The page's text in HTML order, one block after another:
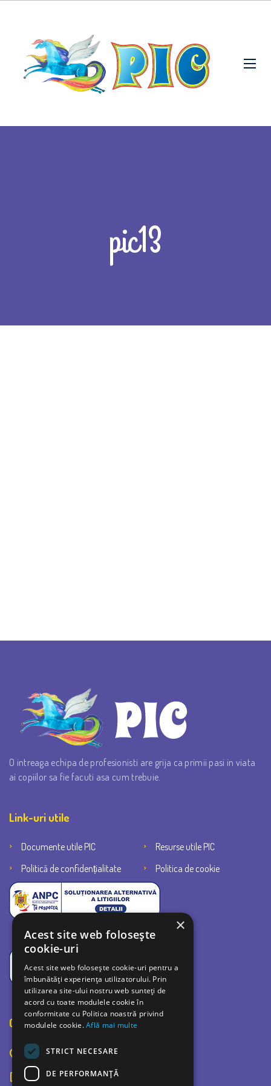
pic13
O intreaga echipa de profesionisti are grija ca primii pasi in viata
ai copiilor sa fie facuti asa cum trebuie.
Link-uri utile
Documente utile PIC
Resurse utile PIC
Politică de confidențialitate
Politica de cookie
Contact
Bulevardul Bucuresti 42C, Ploiesti 100520
0726 726 252
×
Acest site web folosește
cookie-uri
Acest site web folosește cookie-uri pentru a
îmbunătăți experiența utilizatorului. Prin
utilizarea site-ului nostru web sunteți de
acord cu toate modulele cookie în
conformitate cu Politica noastră privind
modulele cookie.Află mai multe
STRICT NECESARE
DE PERFORMANȚĂ